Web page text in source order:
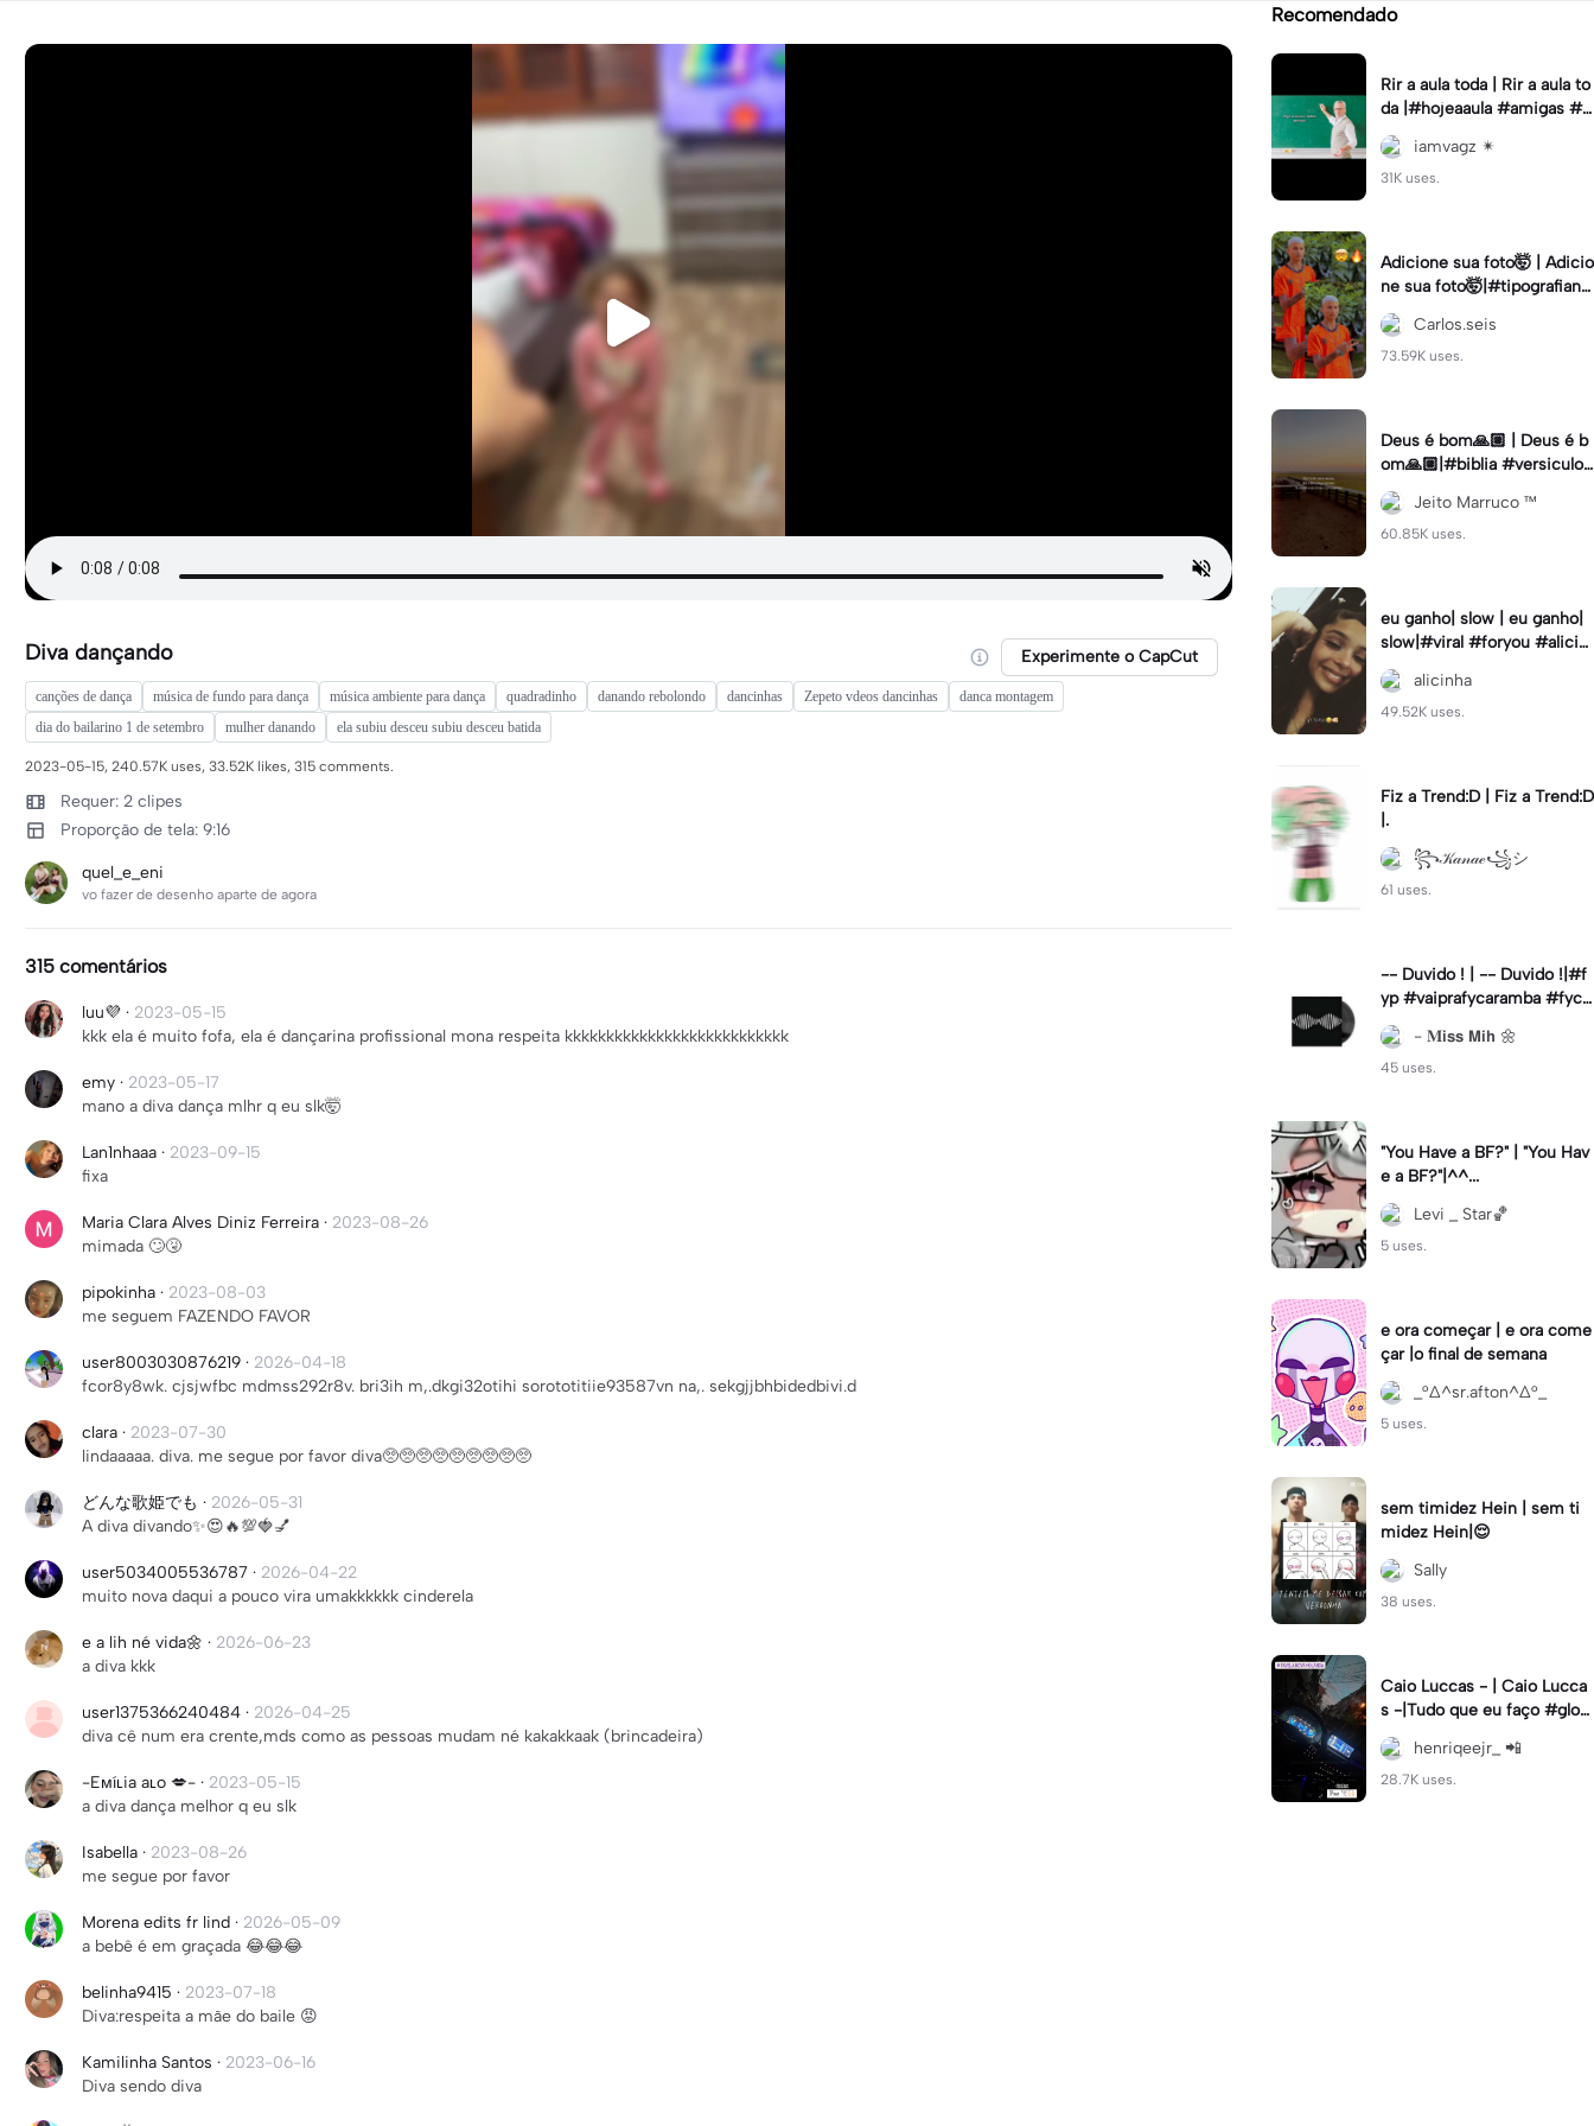
Diva dançando Experimente o CapCut
canções de dança música de fundo para dança música ambiente para dança quadradinho danando rebolondo dancinhas Zepeto vdeos dancinhas
danca montagem
dia do bailarino 1 de setembro
mulher danando ela subiu desceu subiu desceu batida
2023-05-15, 240.57K uses, 33.52K likes, 315 comments.
Requer: 2 clipes
Proporção de tela: 9:16
quel_e_eni
vo fazer de desenho aparte de agora
315 comentários
luu💜 · 2023-05-15
kkk ela é muito fofa, ela é dançarina profissional mona respeita kkkkkkkkkkkkkkkkkkkkkkkkkkk
emy · 2023-05-17
mano a diva dança mlhr q eu slk🤯
Lan1nhaaa · 2023-09-15
fixa
Maria Clara Alves Diniz Ferreira · 2023-08-26
mimada 🙄🤧
pipokinha · 2023-08-03
me seguem FAZENDO FAVOR
user8003030876219 · 2026-04-18
fcor8y8wk. cjsjwfbc mdmss292r8v. bri3ih m,.dkgi32otihi sorototitiie93587vn na,. sekgjjbhbidedbivi.d
clara · 2023-07-30
lindaaaaa. diva. me segue por favor diva🥺🥺🥺🥺🥺🥺🥺🥺🥺
どんな歌姫でも · 2026-05-31
A diva divando✨😍🔥💯🍓💅
user5034005536787 · 2026-04-22
muito nova daqui a pouco vira umakkkkkk cinderela
e a lih né vida🌼 · 2026-06-23
a diva kkk
user1375366240484 · 2026-04-25
diva cê num era crente,mds como as pessoas mudam né kakakkaak (brincadeira)
-Eᴍíʟia aʟo 💋- · 2023-05-15
a diva dança melhor q eu slk
Isabella · 2023-08-26
me segue por favor
Morena edits fr lind · 2026-05-09
a bebê é em graçada 😂😂😂
belinha9415 · 2023-07-18
Diva:respeita a mãe do baile 😡
Kamilinha Santos · 2023-06-16
Diva sendo diva
Recomendado
Rir a aula toda | Rir a aula to
da |#hojeaaula #amigas #tr
endtikitok #melhoresamiga
s
iamvagz ✴︎
31K uses.
Adicione sua foto🤯 | Adicio
ne sua foto🤯|#tipografiano
va #status #tipografia
Carlos.seis
73.59K uses.
Deus é bom🙏🏼 | Deus é b
om🙏🏼|#biblia #versiculo
#cristao #agro #tipografia
#fy #fypJeito Marruco ™️
60.85K uses.
eu ganho| slow | eu ganho|
slow|#viral #foryou #alicin
ha #cameralenta #slow
alicinha
49.52K uses.
Fiz a Trend:D | Fiz a Trend:D
|.
꧂𝒦𝒶𝓃𝒶ℯ꧁シ
61 uses.
-- Duvido ! | -- Duvido !|#f
yp #vaiprafycaramba #fyca
pcut #viral
- 𝐌𝗶𝘀𝘀 𝗠𝗶𝗵 🌼
45 uses.
"You Have a BF?" | "You Hav
e a BF?"|^^...
Levi _ Star🏀
5 uses.
e ora começar | e ora come
çar |o final de semana
_°∆^sr.afton^∆°_
5 uses.
sem timidez Hein | sem ti
midez Hein|😌
Sally
38 uses.
Caio Luccas - | Caio Lucca
s -|Tudo que eu faço #glow
up#caioluccas#tipografia#l
yricshenriqeejr_ 📲
28.7K uses.